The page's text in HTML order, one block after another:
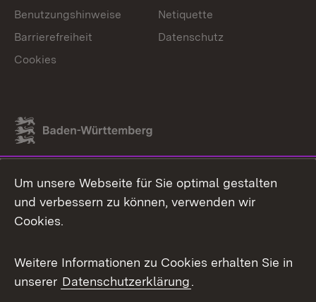
Link zum Landesportal
Benutzungshinweise
Netiquette
Barrierefreiheit
Datenschutz
Cookies
Um unsere Webseite für Sie optimal gestalten
und verbessern zu können, verwenden wir
Cookies.
Weitere Informationen zu Cookies erhalten Sie in
unserer Datenschutzerklärung.